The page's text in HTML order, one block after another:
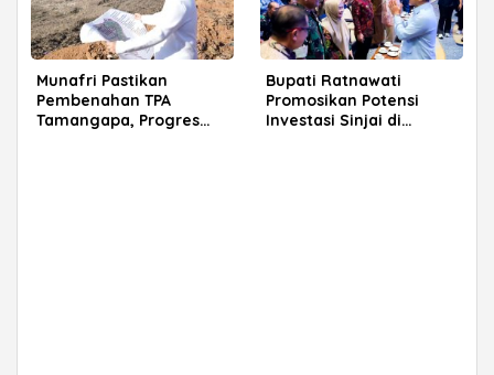
Munafri Pastikan
Pembenahan TPA
Tamangapa, Progres
Bupati Ratnawati
Promosikan Potensi
Investasi Sinjai di